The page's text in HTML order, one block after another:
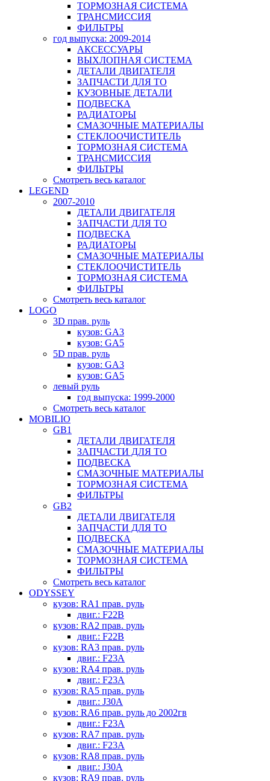
ТОРМОЗНАЯ СИСТЕМА
ТРАНСМИССИЯ
ФИЛЬТРЫ
год выпуска: 2009-2014
АКСЕССУАРЫ
ВЫХЛОПНАЯ СИСТЕМА
ДЕТАЛИ ДВИГАТЕЛЯ
ЗАПЧАСТИ ДЛЯ ТО
КУЗОВНЫЕ ДЕТАЛИ
ПОДВЕСКА
РАДИАТОРЫ
СМАЗОЧНЫЕ МАТЕРИАЛЫ
СТЕКЛООЧИСТИТЕЛЬ
ТОРМОЗНАЯ СИСТЕМА
ТРАНСМИССИЯ
ФИЛЬТРЫ
Смотреть весь каталог
LEGEND
2007-2010
ДЕТАЛИ ДВИГАТЕЛЯ
ЗАПЧАСТИ ДЛЯ ТО
ПОДВЕСКА
РАДИАТОРЫ
СМАЗОЧНЫЕ МАТЕРИАЛЫ
СТЕКЛООЧИСТИТЕЛЬ
ТОРМОЗНАЯ СИСТЕМА
ФИЛЬТРЫ
Смотреть весь каталог
LOGO
3D прав. руль
кузов: GA3
кузов: GA5
5D прав. руль
кузов: GA3
кузов: GA5
левый руль
год выпуска: 1999-2000
Смотреть весь каталог
MOBILIO
GB1
ДЕТАЛИ ДВИГАТЕЛЯ
ЗАПЧАСТИ ДЛЯ ТО
ПОДВЕСКА
СМАЗОЧНЫЕ МАТЕРИАЛЫ
ТОРМОЗНАЯ СИСТЕМА
ФИЛЬТРЫ
GB2
ДЕТАЛИ ДВИГАТЕЛЯ
ЗАПЧАСТИ ДЛЯ ТО
ПОДВЕСКА
СМАЗОЧНЫЕ МАТЕРИАЛЫ
ТОРМОЗНАЯ СИСТЕМА
ФИЛЬТРЫ
Смотреть весь каталог
ODYSSEY
кузов: RA1 прав. руль
двиг.: F22B
кузов: RA2 прав. руль
двиг.: F22B
кузов: RA3 прав. руль
двиг.: F23A
кузов: RA4 прав. руль
двиг.: F23A
кузов: RA5 прав. руль
двиг.: J30A
кузов: RA6 прав. руль до 2002гв
двиг.: F23A
кузов: RA7 прав. руль
двиг.: F23A
кузов: RA8 прав. руль
двиг.: J30A
кузов: RA9 прав. руль